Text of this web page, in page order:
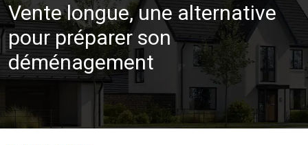
Vente longue, une alternative
pour préparer son
déménagement